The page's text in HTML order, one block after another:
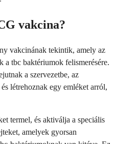
vakcina?
vakcinának tekintik, amely az
a tbc baktériumok felismerésére.
a szervezetbe, az
létrehoznak egy emléket arról,
termel, és aktiválja a speciális
amelyek gyorsan